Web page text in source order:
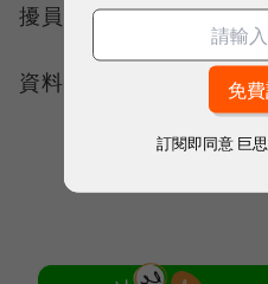
擾員工的私人時間。
資料來源：
訂閱即同意 巨